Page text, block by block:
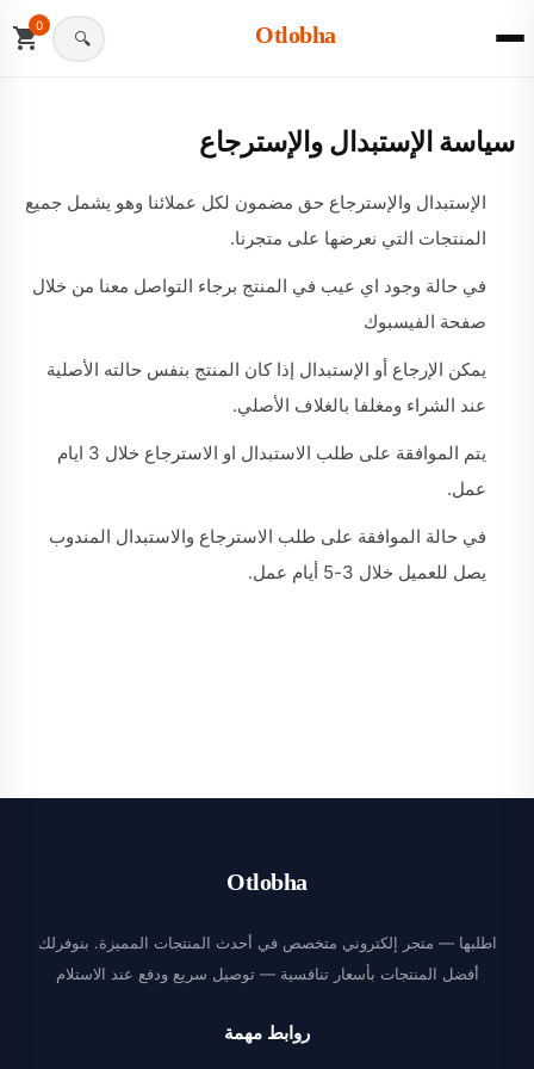
Otlobha
0
سياسة الإستبدال والإسترجاع
الإستبدال والإسترجاع حق مضمون لكل عملائنا وهو يشمل جميع
المنتجات التي نعرضها على متجرنا.
في حالة وجود اي عيب في المنتج برجاء التواصل معنا من خلال
صفحة الفيسبوك
يمكن الإرجاع أو الإستبدال إذا كان المنتج بنفس حالته الأصلية
عند الشراء ومغلفا بالغلاف الأصلي.
يتم الموافقة على طلب الاستبدال او الاسترجاع خلال 3 ايام
عمل.
في حالة الموافقة على طلب الاسترجاع والاستبدال المندوب
يصل للعميل خلال 3-5 أيام عمل.
Otlobha
اطلبها — متجر إلكتروني متخصص في أحدث المنتجات المميزة. بنوفرلك
أفضل المنتجات بأسعار تنافسية — توصيل سريع ودفع عند الاستلام
روابط مهمة